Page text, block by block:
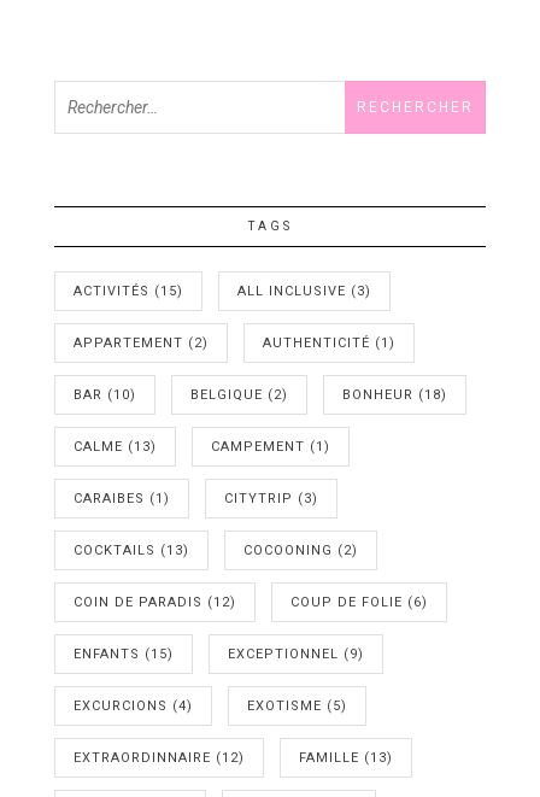
TAGS
ACTIVITÉS (15) ALL INCLUSIVE (3)
APPARTEMENT (2) AUTHENTICITÉ (1)
BAR (10) BELGIQUE (2) BONHEUR (18)
CALME (13) CAMPEMENT (1)
CARAIBES (1) CITYTRIP (3)
COCKTAILS (13) COCOONING (2)
COIN DE PARADIS (12) COUP DE FOLIE (6)
ENFANTS (15) EXCEPTIONNEL (9)
EXCURCIONS (4) EXOTISME (5)
EXTRAORDINNAIRE (12) FAMILLE (13)